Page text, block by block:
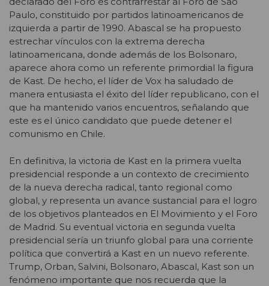
Paulo, constituido por partidos latinoamericanos de
izquierda a partir de 1990. Abascal se ha propuesto
estrechar vínculos con la extrema derecha
latinoamericana, donde además de los Bolsonaro,
aparece ahora como un referente primordial la figura
de Kast. De hecho, el líder de Vox ha saludado de
manera entusiasta el éxito del líder republicano, con el
que ha mantenido varios encuentros, señalando que
este es el único candidato que puede detener el
comunismo en Chile.
En definitiva, la victoria de Kast en la primera vuelta
presidencial responde a un contexto de crecimiento
de la nueva derecha radical, tanto regional como
global, y representa un avance sustancial para el logro
de los objetivos planteados en El Movimiento y el Foro
de Madrid. Su eventual victoria en segunda vuelta
presidencial sería un triunfo global para una corriente
política que convertirá a Kast en un nuevo referente.
Trump, Orban, Salvini, Bolsonaro, Abascal, Kast son un
fenómeno importante que nos recuerda que la